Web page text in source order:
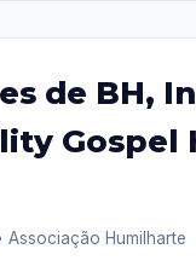
de BH,
Associação Humilharte